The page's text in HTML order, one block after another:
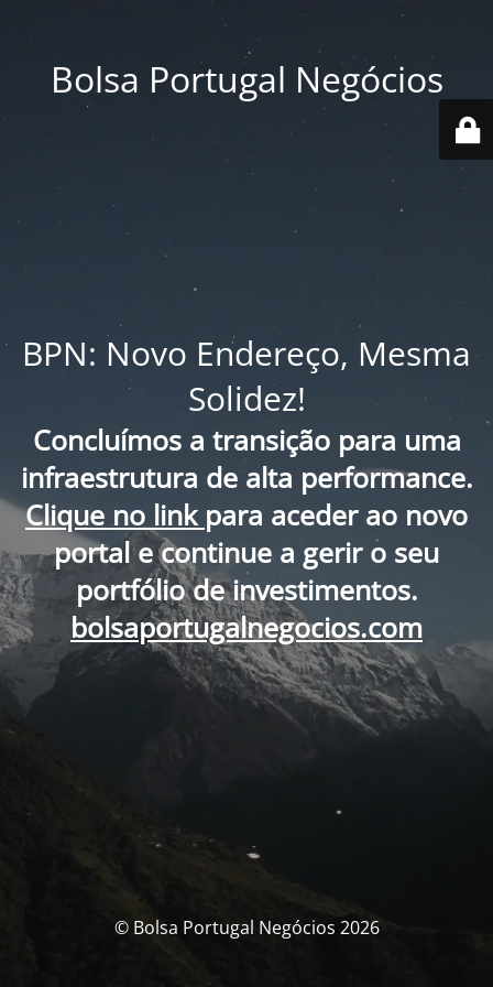
Bolsa Portugal Negócios
BPN: Novo Endereço, Mesma
Solidez!
Concluímos a transição para uma
infraestrutura de alta performance.
Clique no link para aceder ao novo
portal e continue a gerir o seu
portfólio de investimentos.
bolsaportugalnegocios.com
© Bolsa Portugal Negócios 2026